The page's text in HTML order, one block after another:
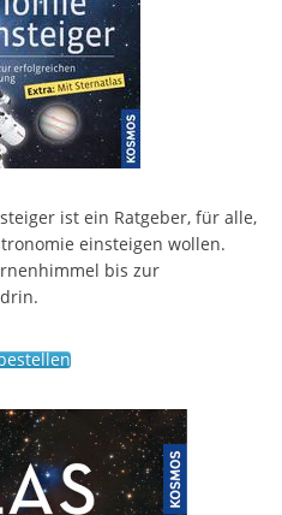
ist ein Ratgeber, für alle,
einsteigen wollen.
bis zur